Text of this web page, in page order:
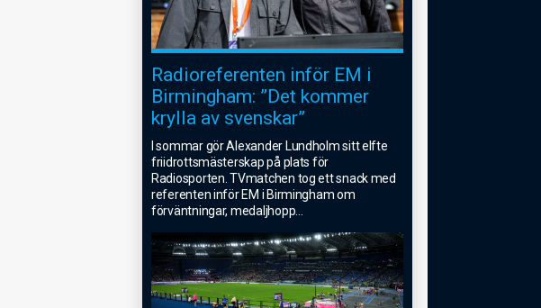
Radioreferenten inför EM i
Birmingham: ”Det kommer
krylla av svenskar”
I sommar gör Alexander Lundholm sitt elfte
friidrottsmästerskap på plats för
Radiosporten. TVmatchen tog ett snack med
referenten inför EM i Birmingham om
förväntningar, medaljhopp